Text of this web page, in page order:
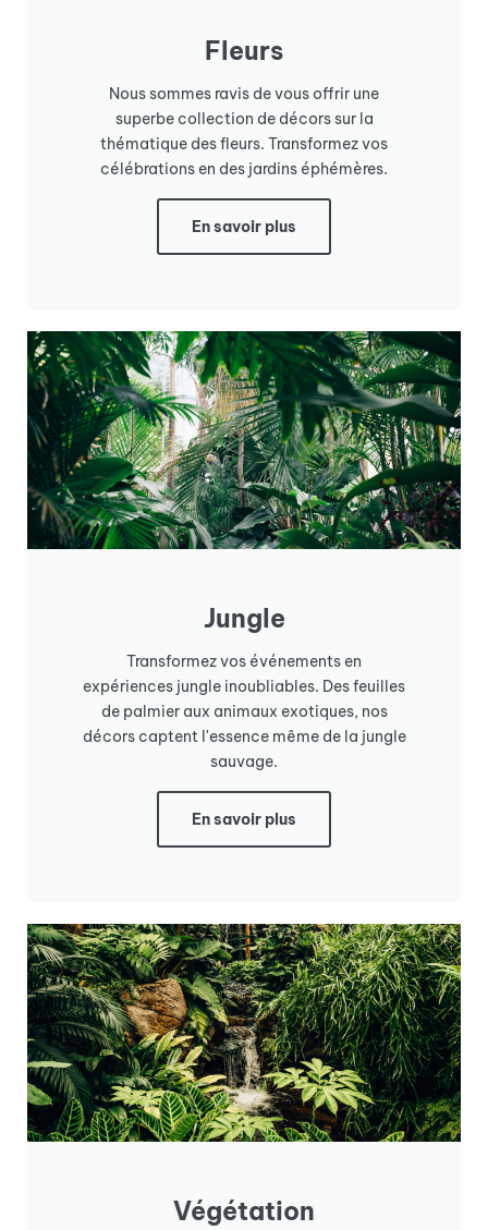
Fleurs
Nous sommes ravis de vous offrir une
superbe collection de décors sur la
thématique des fleurs. Transformez vos
célébrations en des jardins éphémères.
En savoir plus
Jungle
Transformez vos événements en
expériences jungle inoubliables. Des feuilles
de palmier aux animaux exotiques, nos
décors captent l'essence même de la jungle
sauvage.
En savoir plus
Végétation